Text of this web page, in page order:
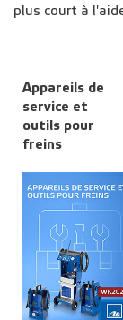
plus court à
Appareils de
service et
outils pour
freins